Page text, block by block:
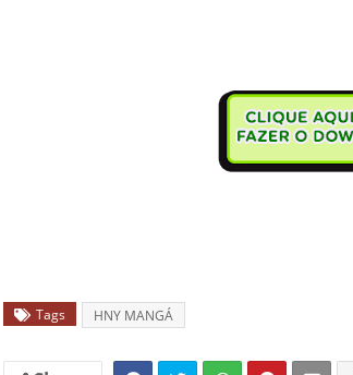
Tags HNY MANGÁ